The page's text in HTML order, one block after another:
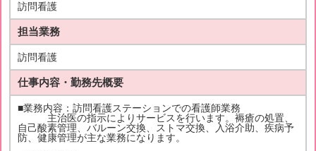
訪問看護
担当業務
訪問看護
仕事内容・勤務先概要
■業務内容：訪問看護ステーションでの看護師業務
主治医の指示によりサービスを行います。褥瘡の処置、
自己酸素管理、バルーン交換、ストマ交換、入浴介助、疾病予
防、健康管理が主な業務になります。